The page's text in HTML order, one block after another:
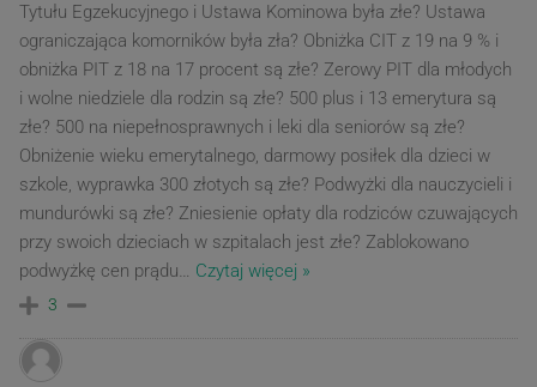
Tytułu Egzekucyjnego i Ustawa Kominowa była złe? Ustawa
ograniczająca komorników była zła? Obniżka CIT z 19 na 9 % i
obniżka PIT z 18 na 17 procent są złe? Zerowy PIT dla młodych
i wolne niedziele dla rodzin są złe? 500 plus i 13 emerytura są
złe? 500 na niepełnosprawnych i leki dla seniorów są złe?
Obniżenie wieku emerytalnego, darmowy posiłek dla dzieci w
szkole, wyprawka 300 złotych są złe? Podwyżki dla nauczycieli i
mundurówki są złe? Zniesienie opłaty dla rodziców czuwających
przy swoich dzieciach w szpitalach jest złe? Zablokowano
podwyżkę cen prądu… Czytaj więcej »
3